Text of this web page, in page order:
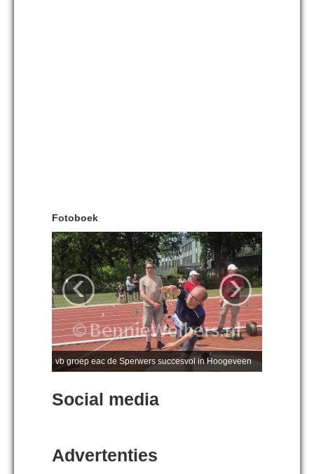
Fotoboek
vb groep eac de Sperwers succesvol in Hoogeveen
‹ ›
Social media
Advertenties